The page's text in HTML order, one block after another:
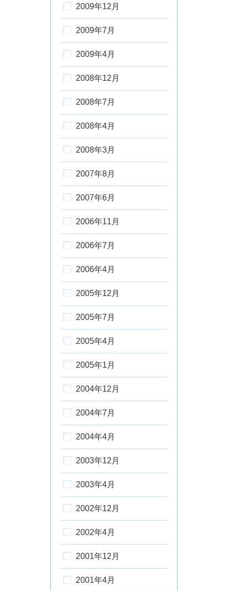
2009年12月
2009年7月
2009年4月
2008年12月
2008年7月
2008年4月
2008年3月
2007年8月
2007年6月
2006年11月
2006年7月
2006年4月
2005年12月
2005年7月
2005年4月
2005年1月
2004年12月
2004年7月
2004年4月
2003年12月
2003年4月
2002年12月
2002年4月
2001年12月
2001年4月